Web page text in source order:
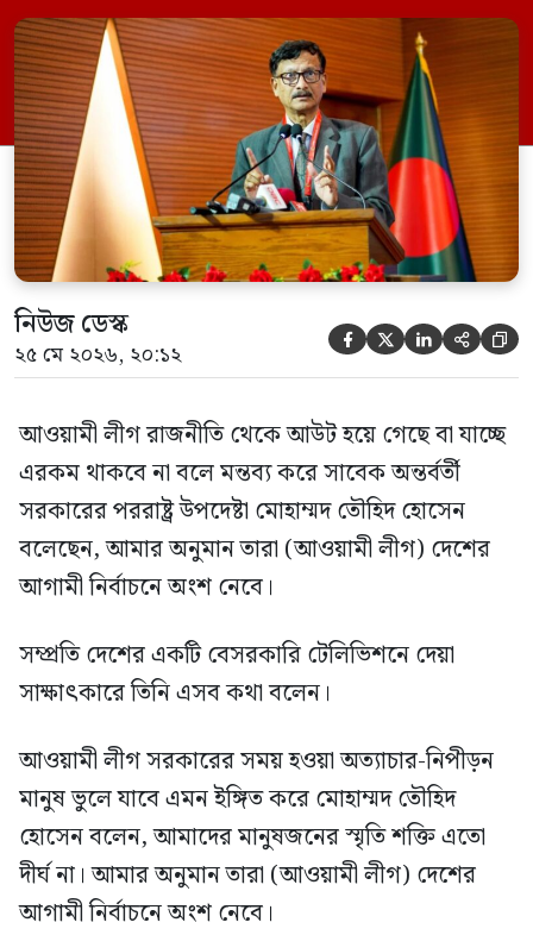
নির্বাচনে অংশ নেবে। সম্প্রতি দেশের একটি
বেসরকারি টেলিভিশনে দেয়া সাক্ষাৎকারে তিনি
এসব কথা বলেন। আওয়ামী লীগ সরকারের সময়
হওয়া অত্যাচার-নিপীড়ন মানুষ ভুলে যাবে এমন
[…]
নিউজ ডেস্ক
২৫ মে ২০২৬, ২০:১২     
আওয়ামী লীগ রাজনীতি থেকে আউট হয়ে গেছে বা যাচ্ছে
এরকম থাকবে না বলে মন্তব্য করে সাবেক অন্তর্বর্তী
সরকারের পররাষ্ট্র উপদেষ্টা মোহাম্মদ তৌহিদ হোসেন
বলেছেন, আমার অনুমান তারা (আওয়ামী লীগ) দেশের
আগামী নির্বাচনে অংশ নেবে।
সম্প্রতি দেশের একটি বেসরকারি টেলিভিশনে দেয়া
সাক্ষাৎকারে তিনি এসব কথা বলেন।
আওয়ামী লীগ সরকারের সময় হওয়া অত্যাচার-নিপীড়ন
মানুষ ভুলে যাবে এমন ইঙ্গিত করে মোহাম্মদ তৌহিদ
হোসেন বলেন, আমাদের মানুষজনের স্মৃতি শক্তি এতো
দীর্ঘ না। আমার অনুমান তারা (আওয়ামী লীগ) দেশের
আগামী নির্বাচনে অংশ নেবে।